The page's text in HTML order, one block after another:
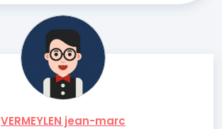
VERMEYLEN jean-marc